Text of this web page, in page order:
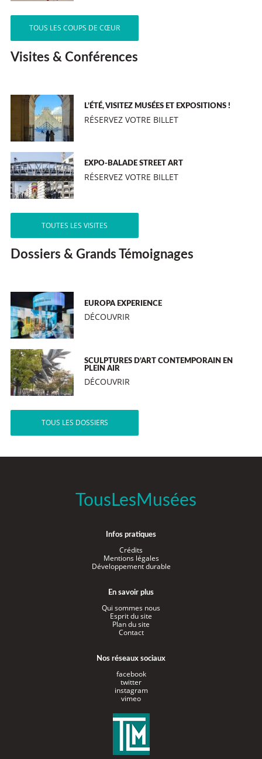
TOUS LES COUPS DE CŒUR
Visites & Conférences
L’ÉTÉ, VISITEZ MUSÉES ET EXPOSITIONS !
RÉSERVEZ VOTRE BILLET
EXPO-BALADE STREET ART
RÉSERVEZ VOTRE BILLET
TOUTES LES VISITES
Dossiers & Grands Témoignages
EUROPA EXPERIENCE
DÉCOUVRIR
SCULPTURES D’ART CONTEMPORAIN EN
PLEIN AIR
DÉCOUVRIR
TOUS LES DOSSIERS
TousLesMusées
Infos pratiques
Crédits
Mentions légales
Développement durable
En savoir plus
Qui sommes nous
Esprit du site
Plan du site
Contact
Nos réseaux sociaux
facebook
twitter
instagram
vimeo